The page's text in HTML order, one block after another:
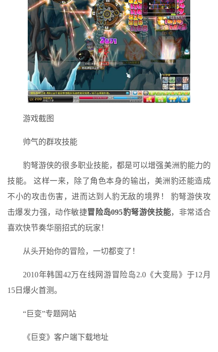
游戏截图
帅气的群攻技能
豹弩游侠的很多职业技能，都是可以增强美洲豹能力的
技能。 这样一来，除了角色本身的输出，美洲豹还能造成
不小的攻击伤害，进而达到人豹无敌的境界！ 豹弩游侠攻
击爆发力强，动作敏捷冒险岛095豹弩游侠技能，非常适合
喜欢快节奏华丽招式的玩家！
从头开始你的冒险，一切都变了！
2010年韩国42万在线网游冒险岛2.0《大变局》于12月
15日爆火首测。
“巨变”专题网站
《巨变》客户端下载地址